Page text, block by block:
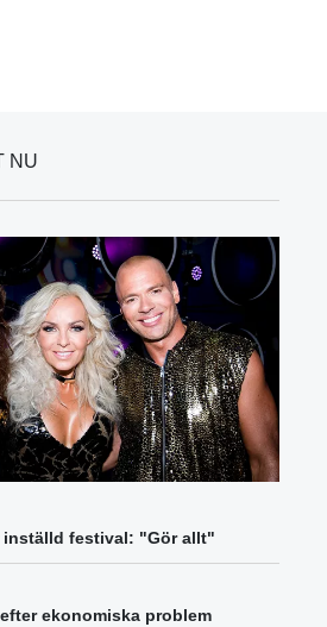
NU
inställd festival: "Gör allt"
ekonomiska problem